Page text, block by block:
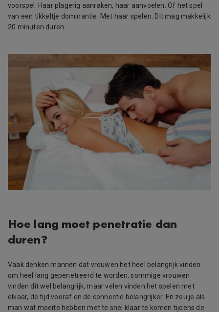
voorspel. Haar plagerig aanraken, haar aanvoelen. Of het spel
van een tikkeltje dominantie. Met haar spelen. Dit mag makkelijk
20 minuten duren.
Hoe lang moet penetratie dan
duren?
Vaak denken mannen dat vrouwen het heel belangrijk vinden
om heel lang gepenetreerd te worden, sommige vrouwen
vinden dit wel belangrijk, maar velen vinden het spelen met
elkaar, de tijd vooraf en de connectie belangrijker. En zou je als
man wat moeite hebben met te snel klaar te komen tijdens de